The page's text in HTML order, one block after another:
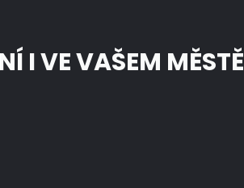
I VE VAŠEM MĚSTĚ